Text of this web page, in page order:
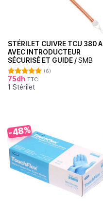
STÉRILET CUIVRE TCU 380 A
AVEC INTRODUCTEUR
SÉCURISÉ ET GUIDE /SMB
Note5.00
sur 5
(6)
75dh TTC
1 Stérilet
-48%